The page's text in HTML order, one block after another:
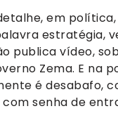
em
estratégia,
publica vídeo,
Zema. E na
é desabafo,
senha de